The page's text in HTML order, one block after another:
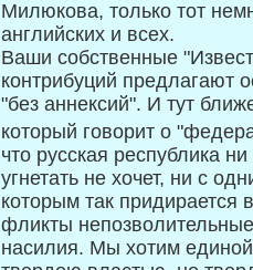
Милюкова, только тот
английских и всех.
Ваши собственные
контрибу­ций предлагают
"без аннексий". И тут
который говорит о
что русская республика
угнетать не хочет, ни с
которым так
фликты
насилия. Мы хо­тим единой